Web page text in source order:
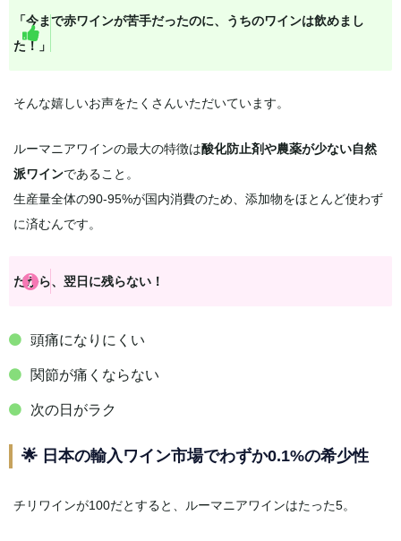
「今まで赤ワインが苦手だったのに、うちのワインは飲めまし
た！」
そんな嬉しいお声をたくさんいただいています。
ルーマニアワインの最大の特徴は酸化防止剤や農薬が少ない自然
派ワインであること。
生産量全体の90-95%が国内消費のため、添加物をほとんど使わず
に済むんです。
だから、翌日に残らない！
頭痛になりにくい
関節が痛くならない
次の日がラク
🌟 日本の輸入ワイン市場でわずか0.1%の希少性
チリワインが100だとすると、ルーマニアワインはたった5。